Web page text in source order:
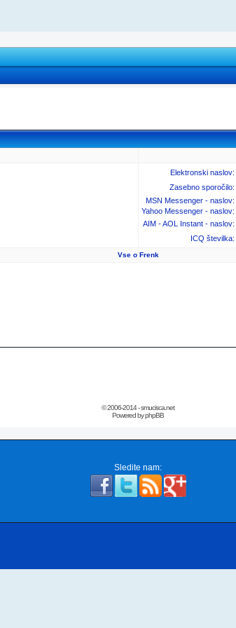
Elektronski naslov:
Zasebno sporočilo:
MSN Messenger - naslov:
Yahoo Messenger - naslov:
AIM - AOL Instant - naslov:
ICQ številka:
Vse o Frenk
© 2006-2014 - smucisca.net
Powered by phpBB
Sledite nam: